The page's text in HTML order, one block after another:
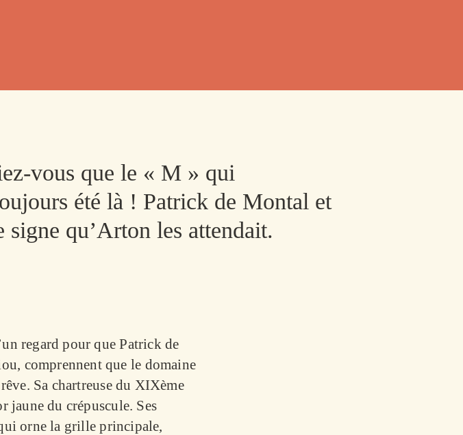
vous que le « M » qui
été là ! Patrick de Montal et
qu’Arton les attendait.
regard pour que Patrick de
comprennent que le domaine
Sa chartreuse du XIXème
jaune du crépuscule. Ses
orne la grille principale,